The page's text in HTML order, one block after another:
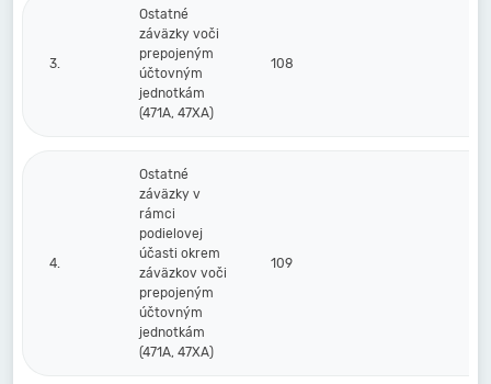
3.
Ostatné
záväzky voči
prepojeným
účtovným
jednotkám
(471A, 47XA)
108
4.
Ostatné
záväzky v
rámci
podielovej
účasti okrem
záväzkov voči
prepojeným
účtovným
jednotkám
(471A, 47XA)
109